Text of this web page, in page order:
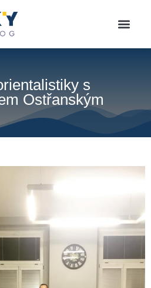
s
Ostřanským